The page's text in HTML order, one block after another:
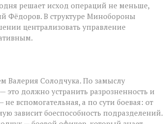
решает исход операций не меньше,
Фёдоров. В структуре Минобороны
централизовать управление
Валерия Солодчука. По замыслу
это должно устранить разрозненность и
вспомогательная, а по сути боевая: от
зависит боеспособность подразделений.